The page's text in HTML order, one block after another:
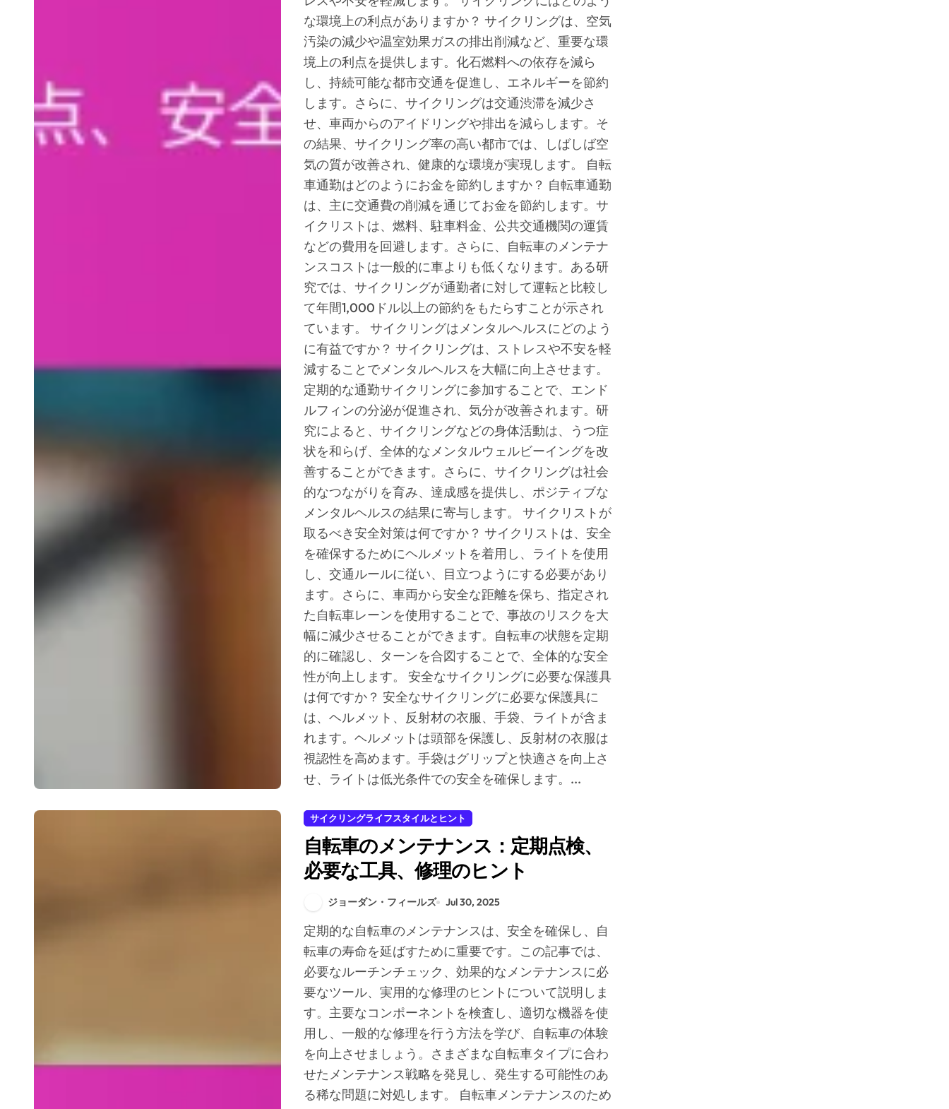
な環境上の利点がありますか？ サイクリングは、空気
汚染の減少や温室効果ガスの排出削減など、重要な環
境上の利点を提供します。化石燃料への依存を減ら
し、持続可能な都市交通を促進し、エネルギーを節約
します。さらに、サイクリングは交通渋滞を減少さ
せ、車両からのアイドリングや排出を減らします。そ
の結果、サイクリング率の高い都市では、しばしば空
気の質が改善され、健康的な環境が実現します。 自転
車通勤はどのようにお金を節約しますか？ 自転車通勤
は、主に交通費の削減を通じてお金を節約します。サ
イクリストは、燃料、駐車料金、公共交通機関の運賃
などの費用を回避します。さらに、自転車のメンテナ
ンスコストは一般的に車よりも低くなります。ある研
究では、サイクリングが通勤者に対して運転と比較し
て年間1,000ドル以上の節約をもたらすことが示され
ています。 サイクリングはメンタルヘルスにどのよう
に有益ですか？ サイクリングは、ストレスや不安を軽
減することでメンタルヘルスを大幅に向上させます。
定期的な通勤サイクリングに参加することで、エンド
ルフィンの分泌が促進され、気分が改善されます。研
究によると、サイクリングなどの身体活動は、うつ症
状を和らげ、全体的なメンタルウェルビーイングを改
善することができます。さらに、サイクリングは社会
的なつながりを育み、達成感を提供し、ポジティブな
メンタルヘルスの結果に寄与します。 サイクリストが
取るべき安全対策は何ですか？ サイクリストは、安全
を確保するためにヘルメットを着用し、ライトを使用
し、交通ルールに従い、目立つようにする必要があり
ます。さらに、車両から安全な距離を保ち、指定され
た自転車レーンを使用することで、事故のリスクを大
幅に減少させることができます。自転車の状態を定期
的に確認し、ターンを合図することで、全体的な安全
性が向上します。 安全なサイクリングに必要な保護具
は何ですか？ 安全なサイクリングに必要な保護具に
は、ヘルメット、反射材の衣服、手袋、ライトが含ま
れます。ヘルメットは頭部を保護し、反射材の衣服は
視認性を高めます。手袋はグリップと快適さを向上さ
せ、ライトは低光条件での安全を確保します。...
サイクリングライフスタイルとヒント
自転車のメンテナンス：定期点検、
必要な工具、修理のヒント
ジョーダン・フィールズ Jul 30, 2025
定期的な自転車のメンテナンスは、安全を確保し、自
転車の寿命を延ばすために重要です。この記事では、
必要なルーチンチェック、効果的なメンテナンスに必
要なツール、実用的な修理のヒントについて説明しま
す。主要なコンポーネントを検査し、適切な機器を使
用し、一般的な修理を行う方法を学び、自転車の体験
を向上させましょう。さまざまな自転車タイプに合わ
せたメンテナンス戦略を発見し、発生する可能性のあ
る稀な問題に対処します。 自転車メンテナンスのため